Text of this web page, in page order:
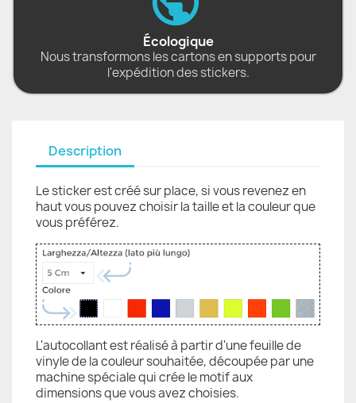
Écologique
Nous transformons les cartons en supports pour
l'expédition des stickers.
Description
Le sticker est créé sur place, si vous revenez en
haut vous pouvez choisir la taille et la couleur que
vous préférez.
L'autocollant est réalisé à partir d'une feuille de
vinyle de la couleur souhaitée, découpée par une
machine spéciale qui crée le motif aux
dimensions que vous avez choisies.